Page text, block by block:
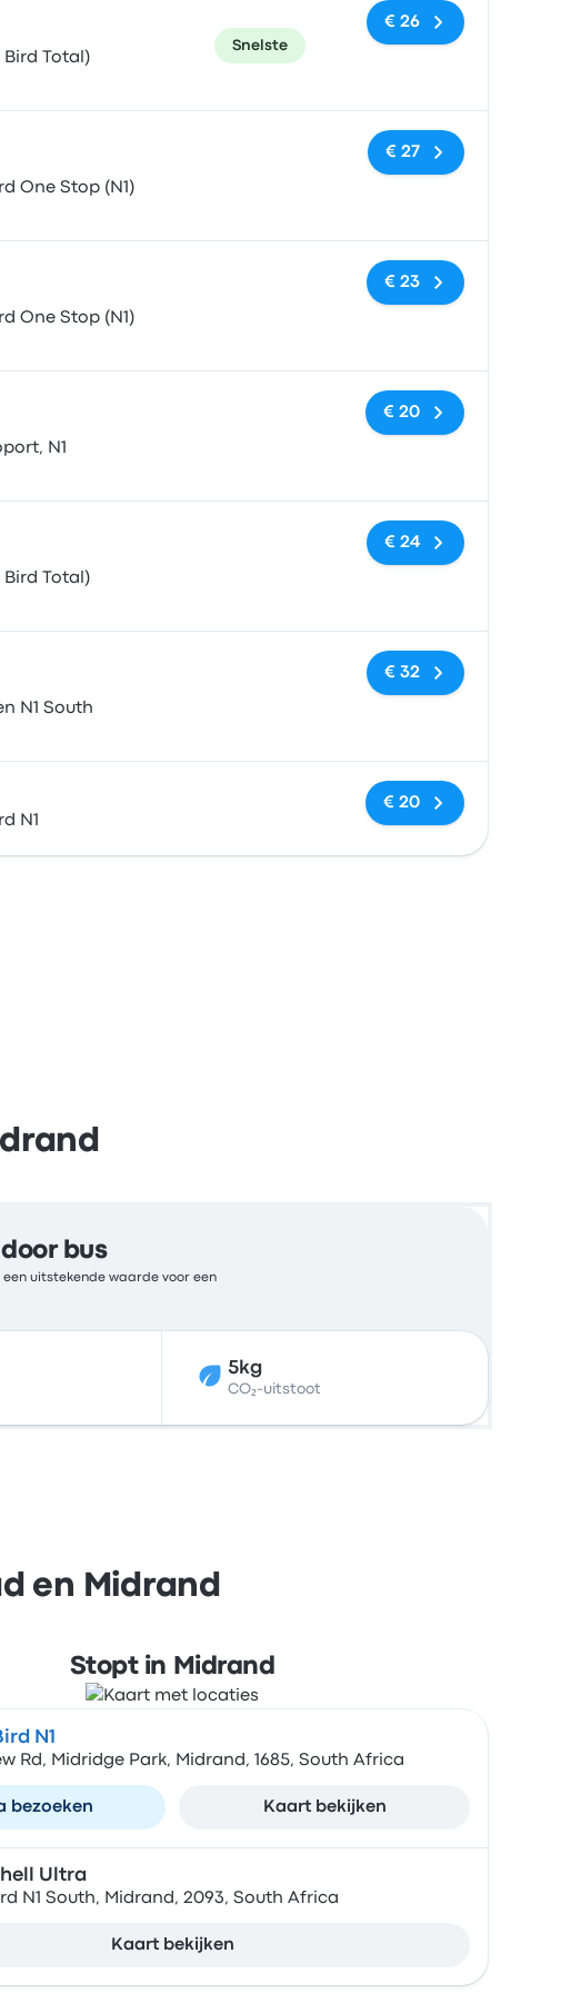
Bird Total)
Snelste
€ 26
One Stop (N1)
Geen tags
€ 27
One Stop (N1)
Geen tags
€ 23
N1
Geen tags
€ 20
Bird Total)
Geen tags
€ 24
N1 South
Geen tags
€ 32
N1
Geen tags
€ 20
bus
uitstekende waarde voor een
5kg
CO₂-uitstoot
en Midrand
Stopt in Midrand
N1
Rd, Midridge Park, Midrand, 1685, South Africa
bezoeken Kaart bekijken
Ultra
N1 South, Midrand, 2093, South Africa
Kaart bekijken